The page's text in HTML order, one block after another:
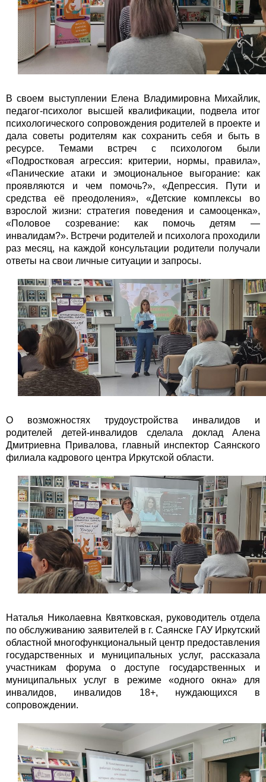
В своем выступлении Елена Владимировна Михайлик,
педагог-психолог высшей квалификации, подвела итог
психологического сопровождения родителей в проекте и
дала советы родителям как сохранить себя и быть в
ресурсе. Темами встреч с психологом были
«Подростковая агрессия: критерии, нормы, правила»,
«Панические атаки и эмоциональное выгорание: как
проявляются и чем помочь?», «Депрессия. Пути и
средства её преодоления», «Детские комплексы во
взрослой жизни: стратегия поведения и самооценка»,
«Половое созревание: как помочь детям —
инвалидам?». Встречи родителей и психолога проходили
раз месяц, на каждой консультации родители получали
ответы на свои личные ситуации и запросы.
О возможностях трудоустройства инвалидов и
родителей детей-инвалидов сделала доклад Алена
Дмитриевна Привалова, главный инспектор Саянского
филиала кадрового центра Иркутской области.
Наталья Николаевна Квятковская, руководитель отдела
по обслуживанию заявителей в г. Саянске ГАУ Иркутский
областной многофункциональный центр предоставления
государственных и муниципальных услуг, рассказала
участникам форума о доступе государственных и
муниципальных услуг в режиме «одного окна» для
инвалидов, инвалидов 18+, нуждающихся в
сопровождении.